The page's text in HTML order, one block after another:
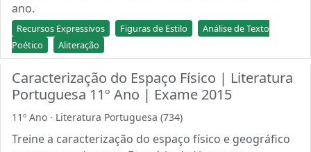
ano.
Recursos Expressivos Figuras de Estilo
Análise de Texto
Poético
Aliteração
Caracterização do Espaço Físico | Literatura
Portuguesa 11º Ano | Exame 2015
11º Ano · Literatura Portuguesa (734)
Treine a caracterização do espaço físico e geográfico